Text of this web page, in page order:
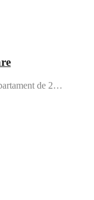
de 2…